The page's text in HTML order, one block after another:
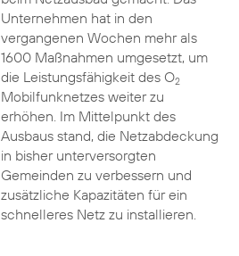
Unternehmen hat in den
vergangenen Wochen mehr als
1600 Maßnahmen umgesetzt, um
die Leistungsfähigkeit des O2
Mobilfunknetzes weiter zu
erhöhen. Im Mittelpunkt des
Ausbaus stand, die Netzabdeckung
in bisher unterversorgten
Gemeinden zu verbessern und
zusätzliche Kapazitäten für ein
schnelleres Netz zu installieren.